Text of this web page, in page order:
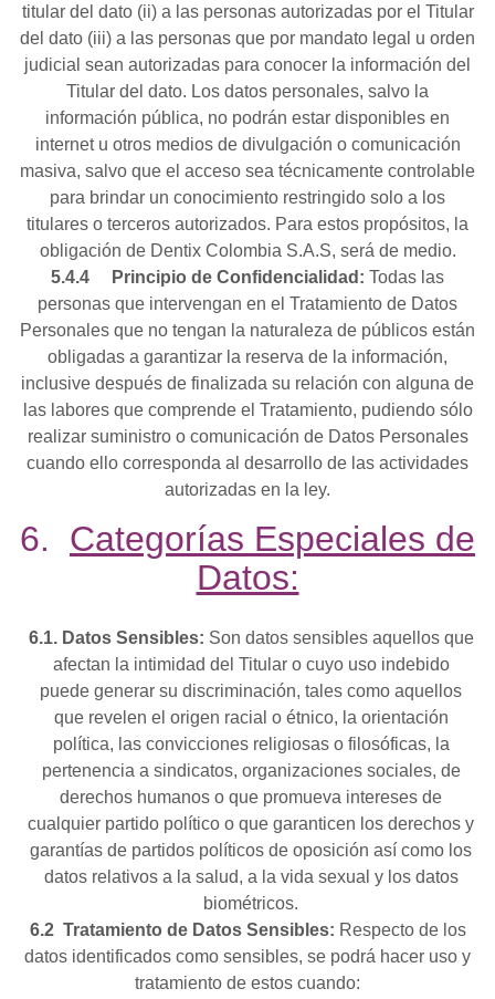
titular del dato (ii) a las personas autorizadas por el Titular
del dato (iii) a las personas que por mandato legal u orden
judicial sean autorizadas para conocer la información del
Titular del dato. Los datos personales, salvo la
información pública, no podrán estar disponibles en
internet u otros medios de divulgación o comunicación
masiva, salvo que el acceso sea técnicamente controlable
para brindar un conocimiento restringido solo a los
titulares o terceros autorizados. Para estos propósitos, la
obligación de Dentix Colombia S.A.S, será de medio.
5.4.4
Principio de Confidencialidad: Todas las
personas que intervengan en el Tratamiento de Datos
Personales que no tengan la naturaleza de públicos están
obligadas a garantizar la reserva de la información,
inclusive después de finalizada su relación con alguna de
las labores que comprende el Tratamiento, pudiendo sólo
realizar suministro o comunicación de Datos Personales
cuando ello corresponda al desarrollo de las actividades
autorizadas en la ley.
6. Categorías Especiales de
Datos:
6.1. Datos Sensibles: Son datos sensibles aquellos que
afectan la intimidad del Titular o cuyo uso indebido
puede generar su discriminación, tales como aquellos
que revelen el origen racial o étnico, la orientación
política, las convicciones religiosas o filosóficas, la
pertenencia a sindicatos, organizaciones sociales, de
derechos humanos o que promueva intereses de
cualquier partido político o que garanticen los derechos y
garantías de partidos políticos de oposición así como los
datos relativos a la salud, a la vida sexual y los datos
biométricos.
6.2 Tratamiento de Datos Sensibles: Respecto de los
datos identificados como sensibles, se podrá hacer uso y
tratamiento de estos cuando: